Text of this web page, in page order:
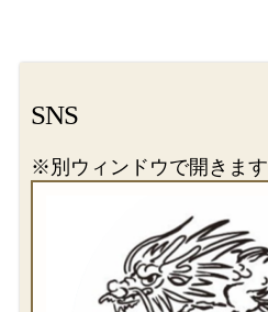
SNS
※別ウィンドウで開きます